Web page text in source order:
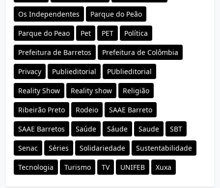
Os Independentes Parque do Peão
Parque do Peao Pet PET Política
Prefeitura de Barretos Prefeitura de Colômbia
Privacy Publieditorial PUblieditorial
Reality Show Reality show Religião
Ribeirão Preto Rodeio SAAE Barreto
SAAE Barretos Saúde Sáude Saude SBT
Senac Séries Solidariedade Sustentabilidade
Tecnologia Turismo TV UNIFEB Xuxa